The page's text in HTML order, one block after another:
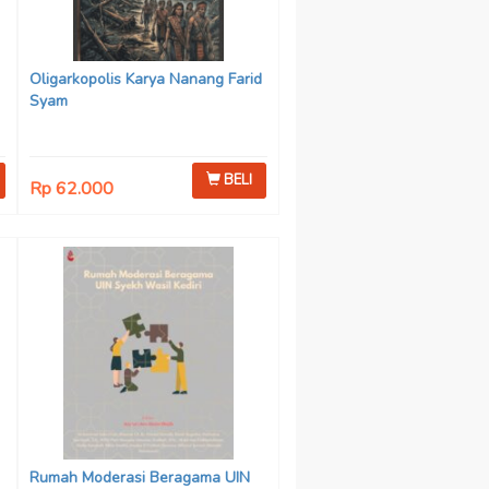
Oligarkopolis Karya Nanang Farid
Syam
Rp 62.000 BELI
Rumah Moderasi Beragama UIN